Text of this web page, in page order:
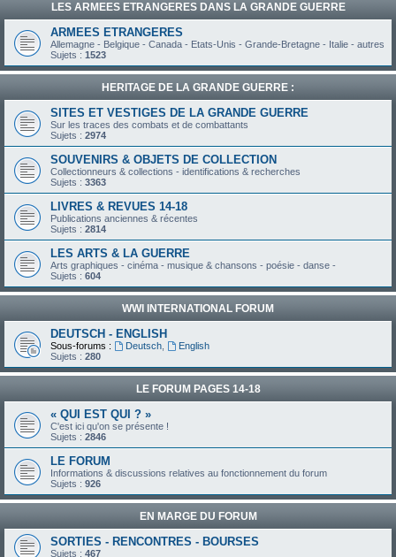
LES ARMEES ETRANGERES DANS LA GRANDE GUERRE
ARMEES ETRANGERES
Allemagne - Belgique - Canada - Etats-Unis - Grande-Bretagne - Italie - autres
Sujets : 1523
HERITAGE DE LA GRANDE GUERRE :
SITES ET VESTIGES DE LA GRANDE GUERRE
Sur les traces des combats et de combattants
Sujets : 2974
SOUVENIRS & OBJETS DE COLLECTION
Collectionneurs & collections - identifications & recherches
Sujets : 3363
LIVRES & REVUES 14-18
Publications anciennes & récentes
Sujets : 2814
LES ARTS & LA GUERRE
Arts graphiques - cinéma - musique & chansons - poésie - danse -
Sujets : 604
WWI INTERNATIONAL FORUM
DEUTSCH - ENGLISH
Sous-forums : Deutsch,
English
Sujets : 280
LE FORUM PAGES 14-18
« QUI EST QUI ? »
C'est ici qu'on se présente !
Sujets : 2846
LE FORUM
Informations & discussions relatives au fonctionnement du forum
Sujets : 926
EN MARGE DU FORUM
SORTIES - RENCONTRES - BOURSES
Sujets : 467